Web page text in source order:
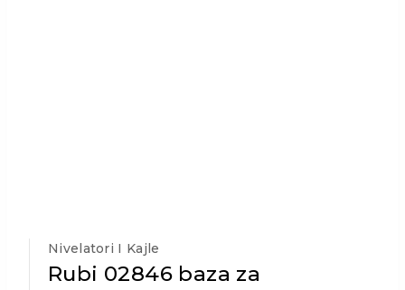
Nivelatori I Kajle
Rubi 02846 baza za